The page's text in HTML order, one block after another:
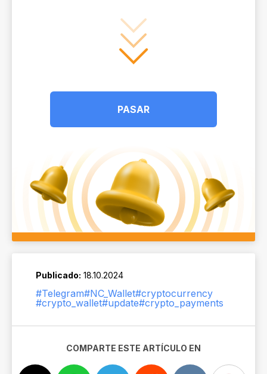
PASAR
Publicado: 18.10.2024
#Telegram#NC_Wallet#cryptocurrency
#crypto_wallet#update#crypto_payments
COMPARTE ESTE ARTÍCULO EN